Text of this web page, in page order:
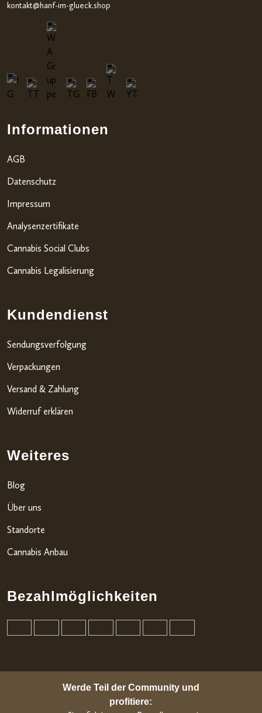
kontakt@hanf-im-glueck.shop
Informationen
AGB
Datenschutz
Impressum
Analysenzertifikate
Cannabis Social Clubs
Cannabis Legalisierung
Kundendienst
Sendungsverfolgung
Verpackungen
Versand & Zahlung
Widerruf erklären
Weiteres
Blog
Über uns
Standorte
Cannabis Anbau
Bezahlmöglichkeiten
Werde Teil der Community und
profitiere: